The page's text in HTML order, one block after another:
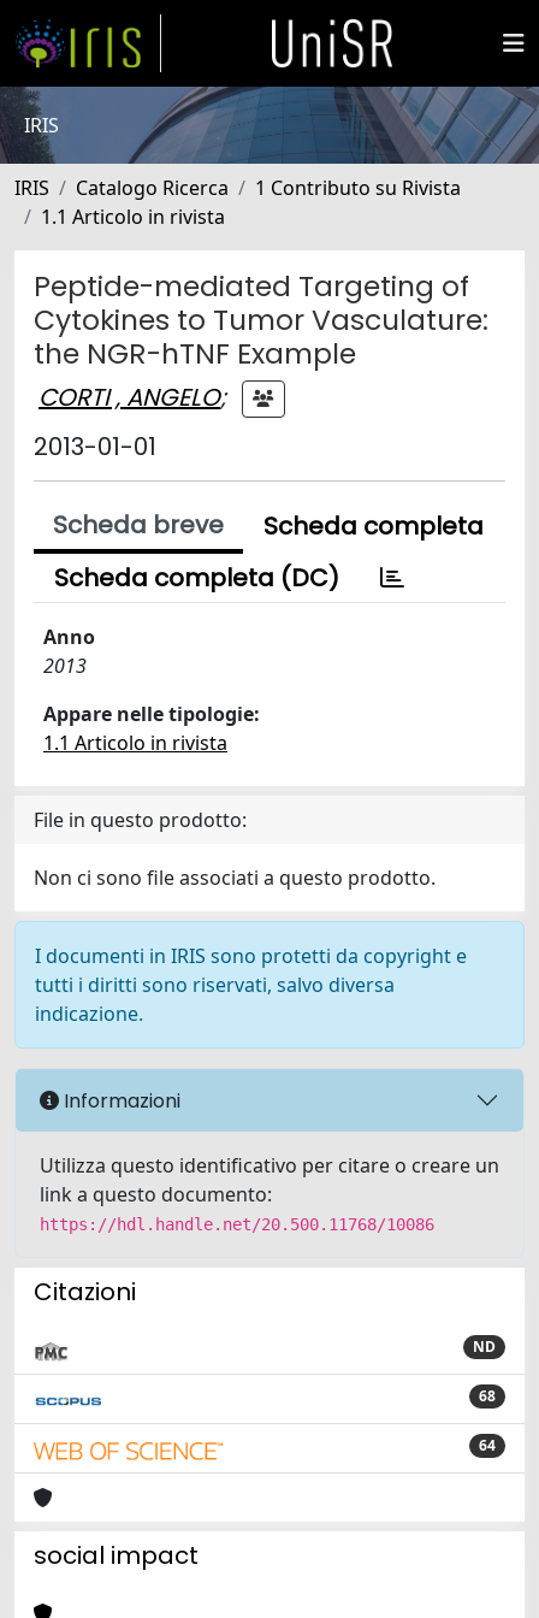
IRIS
IRIS Catalogo Ricerca
1 Contributo su Rivista
1.1 Articolo in rivista
Peptide-mediated Targeting of
Cytokines to Tumor Vasculature:
the NGR-hTNF Example
CORTI , ANGELO;
2013-01-01
Scheda breve
Scheda completa
Scheda completa (DC)
Anno
2013
Appare nelle tipologie:
1.1 Articolo in rivista
File in questo prodotto:
Non ci sono file associati a questo prodotto.
I documenti in IRIS sono protetti da copyright e
tutti i diritti sono riservati, salvo diversa
indicazione.
Informazioni
Utilizza questo identificativo per citare o creare un
link a questo documento:
https://hdl.handle.net/20.500.11768/10086
Citazioni
ND
68
64
social impact